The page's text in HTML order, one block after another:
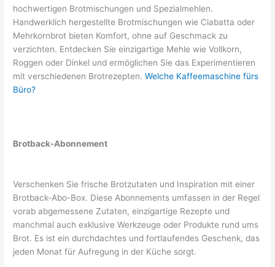
hochwertigen Brotmischungen und Spezialmehlen.
Handwerklich hergestellte Brotmischungen wie Ciabatta oder
Mehrkornbrot bieten Komfort, ohne auf Geschmack zu
verzichten. Entdecken Sie einzigartige Mehle wie Vollkorn,
Roggen oder Dinkel und ermöglichen Sie das Experimentieren
mit verschiedenen Brotrezepten.Welche Kaffeemaschine fürs
Büro?
Brotback-Abonnement
Verschenken Sie frische Brotzutaten und Inspiration mit einer
Brotback-Abo-Box. Diese Abonnements umfassen in der Regel
vorab abgemessene Zutaten, einzigartige Rezepte und
manchmal auch exklusive Werkzeuge oder Produkte rund ums
Brot. Es ist ein durchdachtes und fortlaufendes Geschenk, das
jeden Monat für Aufregung in der Küche sorgt.